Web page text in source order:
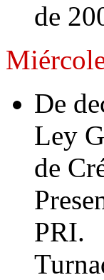
de
De
Ley
de
PRI.